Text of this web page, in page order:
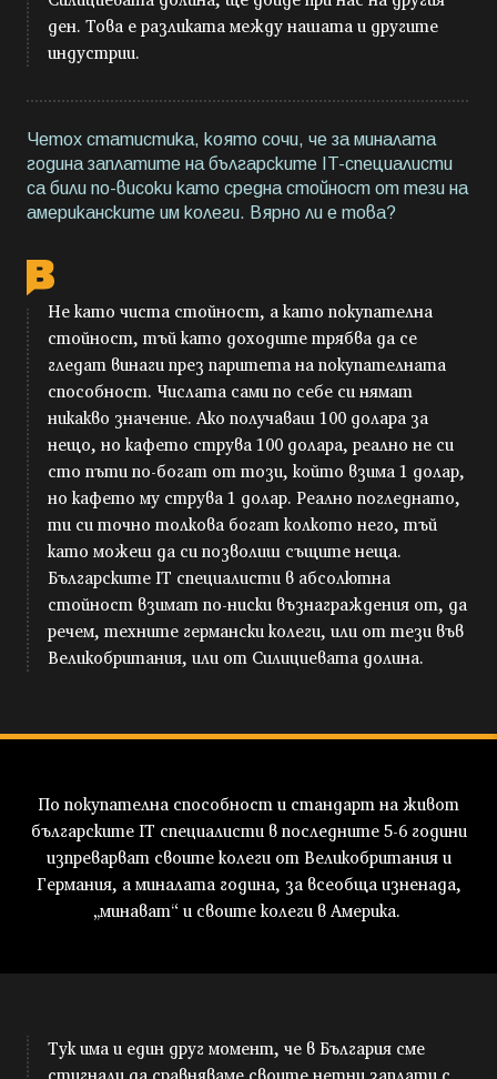
ден. Това е разликата между нашата и другите
индустрии.
Четох статистика, която сочи, че за миналата
година заплатите на българските IT-специалисти
са били по-високи като средна стойност от тези на
американските им колеги. Вярно ли е това?
Не като чиста стойност, а като покупателна
стойност, тъй като доходите трябва да се
гледат винаги през паритета на покупателната
способност. Числата сами по себе си нямат
никакво значение. Ако получаваш 100 долара за
нещо, но кафето струва 100 долара, реално не си
сто пъти по-богат от този, който взима 1 долар,
но кафето му струва 1 долар. Реално погледнато,
ти си точно толкова богат колкото него, тъй
като можеш да си позволиш същите неща.
Българските IT специалисти в абсолютна
стойност взимат по-ниски възнаграждения от, да
речем, техните германски колеги, или от тези във
Великобритания, или от Силициевата долина.
По покупателна способност и стандарт на живот
българските IT специалисти в последните 5-6 години
изпреварват своите колеги от Великобритания и
Германия, а миналата година, за всеобща изненада,
„минават“ и своите колеги в Америка.
Тук има и един друг момент, че в България сме